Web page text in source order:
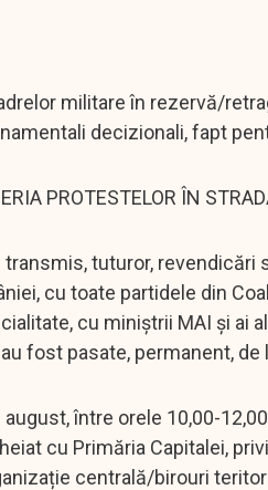
militare în rezervă/
decizionali, fapt
PROTESTELOR ÎN
tuturor, revendicări
cu toate partidele din
cu miniștrii MAI și ai
fost pasate, permanent, de
între orele 10,00-
cu Primăria Capitalei,
centrală/birouri